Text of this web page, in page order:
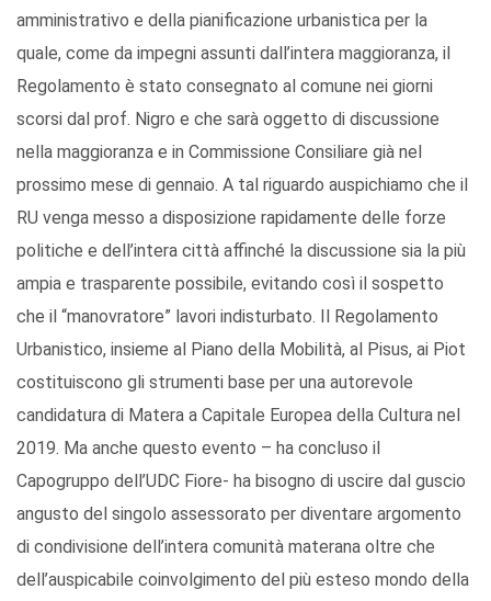
amministrativo e della pianificazione urbanistica per la
quale, come da impegni assunti dall’intera maggioranza, il
Regolamento è stato consegnato al comune nei giorni
scorsi dal prof. Nigro e che sarà oggetto di discussione
nella maggioranza e in Commissione Consiliare già nel
prossimo mese di gennaio. A tal riguardo auspichiamo che il
RU venga messo a disposizione rapidamente delle forze
politiche e dell’intera città affinché la discussione sia la più
ampia e trasparente possibile, evitando così il sospetto
che il “manovratore” lavori indisturbato. Il Regolamento
Urbanistico, insieme al Piano della Mobilità, al Pisus, ai Piot
costituiscono gli strumenti base per una autorevole
candidatura di Matera a Capitale Europea della Cultura nel
2019. Ma anche questo evento – ha concluso il
Capogruppo dell’UDC Fiore- ha bisogno di uscire dal guscio
angusto del singolo assessorato per diventare argomento
di condivisione dell’intera comunità materana oltre che
dell’auspicabile coinvolgimento del più esteso mondo della